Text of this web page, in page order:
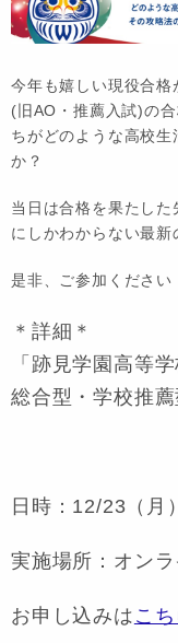
今年も嬉しい現役合
(旧AO・推薦入試)の
ちがどのような高校生
か？
当日は合格を果たし
にしかわからない最新
是非、ご参加ください
＊詳細＊
「跡見学園高等
総合型・学校推薦
日時：12/23（月
実施場所：オンラ
お申し込みは こち